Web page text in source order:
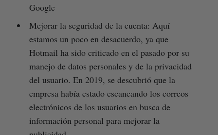
Google
Mejorar la seguridad de la cuenta: Aquí
estamos un poco en desacuerdo, ya que
Hotmail ha sido criticado en el pasado por su
manejo de datos personales y de la privacidad
del usuario. En 2019, se descubrió que la
empresa había estado escaneando los correos
electrónicos de los usuarios en busca de
información personal para mejorar la